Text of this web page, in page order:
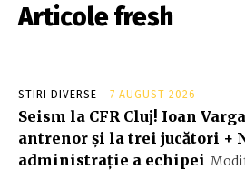
Articole fresh
STIRI DIVERSE 7 AUGUST 2026
Seism la CFR Cluj! Ioan
antrenor și la trei jucători +
administrație a echipei